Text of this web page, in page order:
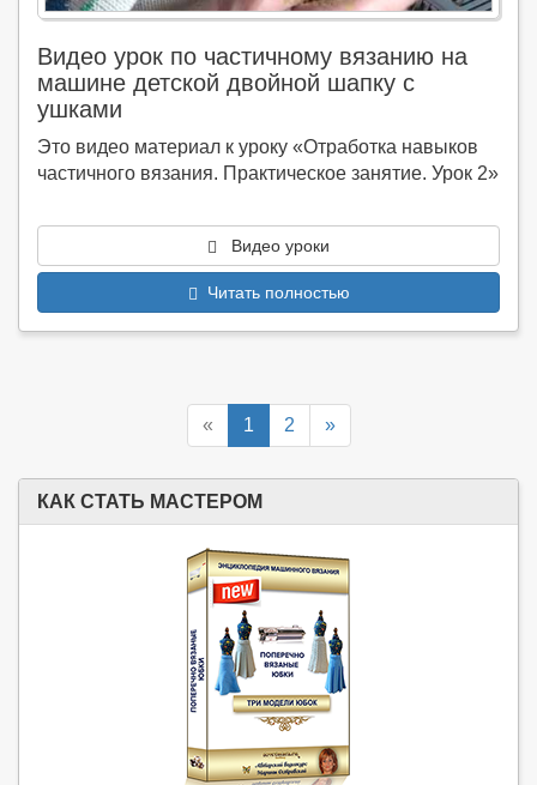
Видео урок по частичному вязанию на
машине детской двойной шапку с
ушками
Это видео материал к уроку «Отработка навыков
частичного вязания. Практическое занятие. Урок 2»
Видео уроки
Читать полностью
« 1 2 »
КАК СТАТЬ МАСТЕРОМ